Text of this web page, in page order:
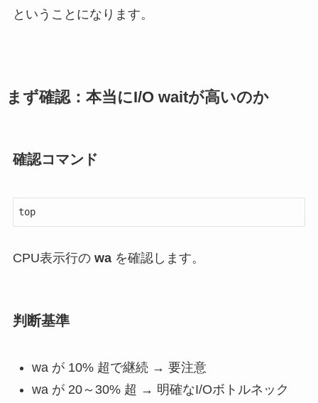
ということになります。
まず確認：本当にI/O waitが高いのか
確認コマンド
top
CPU表示行の waを確認します。
判断基準
wa が 10% 超で継続 → 要注意
wa が 20～30% 超 → 明確なI/Oボトルネック